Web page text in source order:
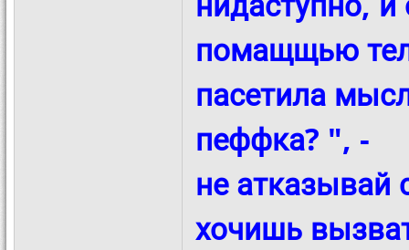
помащщью
пасетила
пеффка? ", -
не атказывай
хочишь